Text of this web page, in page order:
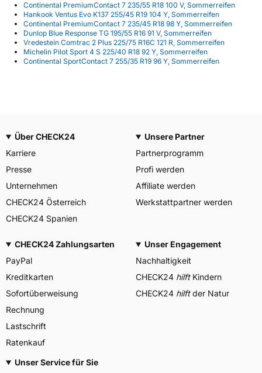
Continental PremiumContact 7 235/55 R18 100 V, Sommerreifen
Hankook Ventus Evo K137 255/45 R19 104 Y, Sommerreifen
Continental PremiumContact 7 235/45 R18 98 Y, Sommerreifen
Dunlop Blue Response TG 195/55 R16 91 V, Sommerreifen
Vredestein Comtrac 2 Plus 225/75 R16C 121 R, Sommerreifen
Michelin Pilot Sport 4 S 225/40 R18 92 Y, Sommerreifen
Continental SportContact 7 255/35 R19 96 Y, Sommerreifen
Über CHECK24
Karriere
Presse
Unternehmen
CHECK24 Österreich
CHECK24 Spanien
Unsere Partner
Partnerprogramm
Profi werden
Affiliate werden
Werkstattpartner werden
CHECK24 Zahlungsarten
PayPal
Kreditkarten
Sofortüberweisung
Rechnung
Lastschrift
Ratenkauf
Unser Engagement
Nachhaltigkeit
CHECK24 hilftKindern
CHECK24 hilftder Natur
Unser Service für Sie